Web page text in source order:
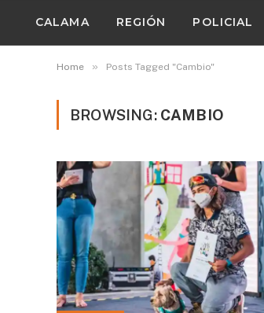
CALAMA REGIÓN POLICIAL
Home » Posts Tagged "Cambio"
BROWSING: CAMBIO